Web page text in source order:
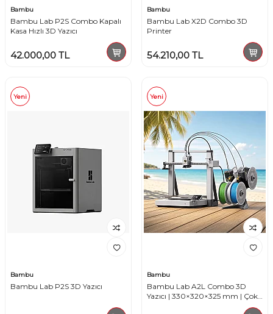
Bambu
Bambu Lab P2S Combo Kapalı
Kasa Hızlı 3D Yazıcı
42.000,00 TL
Bambu
Bambu Lab X2D Combo 3D
Printer
54.210,00 TL
Yeni
Bambu
Bambu Lab P2S 3D Yazıcı
Yeni
Bambu
Bambu Lab A2L Combo 3D
Yazıcı | 330×320×325 mm | Çok